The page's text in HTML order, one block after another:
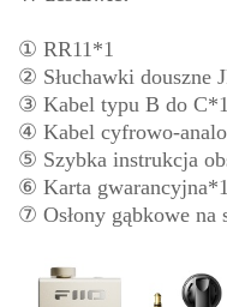
① RR11*1
② Słuchawki douszne
③ Kabel typu B do C*1
④ Kabel cyfrowo-
⑤ Szybka instrukcja
⑥ Karta gwarancyjna*1
⑦ Osłony gąbkowe na